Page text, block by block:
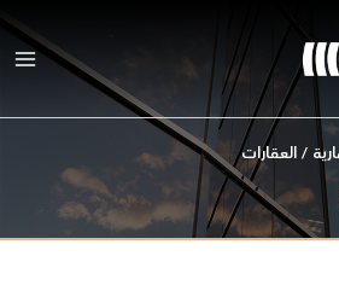
/ العقارات